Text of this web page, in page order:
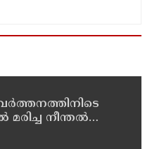
മരിച്ച നീന്തൽ